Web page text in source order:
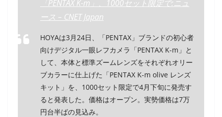
「PENTAX K-m」、1000セット限定で:ニュ
ース – CNET Japan
HOYAは3月24日、「PENTAX」ブランドの初心者
向けデジタル一眼レフカメラ「PENTAX K-m」と
して、本体と標準ズームレンズをそれぞれオリー
ブカラーに仕上げた「PENTAX K-m olive レンズ
キット」を、1000セット限定で4月下旬に発売す
ると発表した。価格はオープン。実勢価格は7万
円台半ばの見込み。